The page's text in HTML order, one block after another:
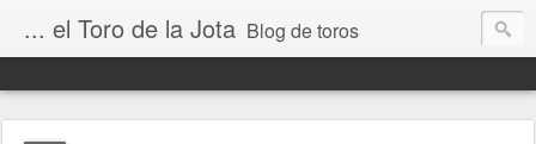
... el Toro de la Jota Blog de toros